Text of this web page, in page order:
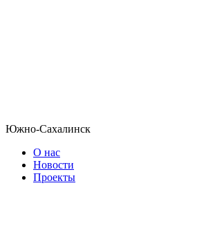
Южно-Сахалинск
О нас
Новости
Проекты